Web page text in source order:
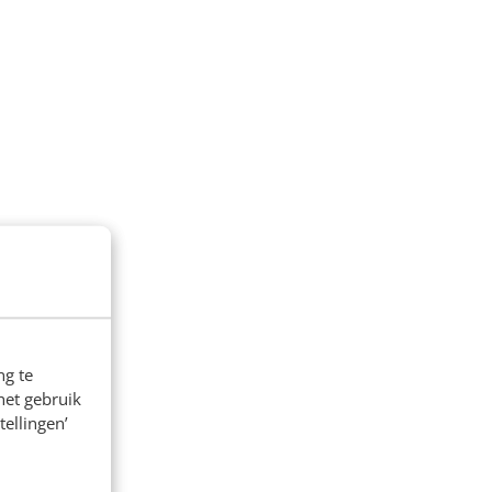
te
gebruik